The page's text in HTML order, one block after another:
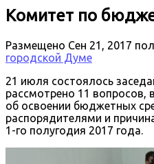
Комитет по
Размещено Сен 21, 2017
городской Думе
21 июля состоялось
рассмотрено 11
об освоении бюджетных
распорядителями и
1-го полугодия 2017 года.